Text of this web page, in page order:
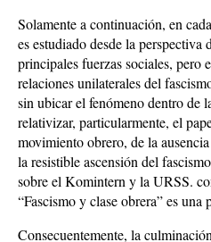
Solamente a continuación, en
es estudiado desde la perspectiva
principales fuerzas sociales, pero
relaciones unilaterales del
sin ubicar el fenómeno dentro de
relativizar, particularmente, el
movimiento obrero, de la
la resistible ascensión del
sobre el Komintern y la URSS.
“Fascismo y clase obrera” es una
Consecuentemente, la